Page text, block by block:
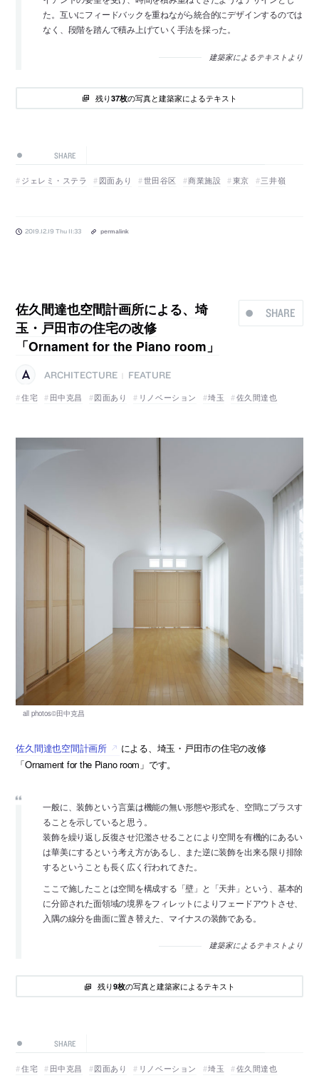
た。互いにフィードバックを重ねながら統合的にデザインするのでは
なく、段階を踏んで積み上げていく手法を採った。
建築家によるテキストより
残り37枚の写真と建築家によるテキスト
SHARE
ジェレミ・ステラ 図面あり 世田谷区 商業施設 東京 三井嶺
2019.12.19 Thu 11:33 permalink
SHARE
佐久間達也空間計画所による、埼
玉・戸田市の住宅の改修
「Ornament for the Piano room」
ARCHITECTURE
FEATURE
住宅
田中克昌 図面あり リノベーション 埼玉 佐久間達也
佐久間達也空間計画所
による、埼玉・戸田市の住宅の改修
「Ornament for the Piano room」です。
一般に、装飾という言葉は機能の無い形態や形式を、空間にプラスす
ることを示していると思う。
装飾を繰り返し反復させ氾濫させることにより空間を有機的にあるい
は華美にするという考え方があるし、また逆に装飾を出来る限り排除
するということも長く広く行われてきた。
ここで施したことは空間を構成する「壁」と「天井」という、基本的
に分節された面領域の境界をフィレットによりフェードアウトさせ、
入隅の線分を曲面に置き替えた、マイナスの装飾である。
建築家によるテキストより
残り9枚の写真と建築家によるテキスト
SHARE
住宅 田中克昌 図面あり リノベーション 埼玉 佐久間達也